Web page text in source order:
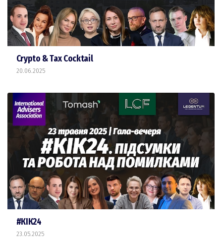
Сrypto & Tax Cocktail
20.06.2025
#КІК24
23.05.2025